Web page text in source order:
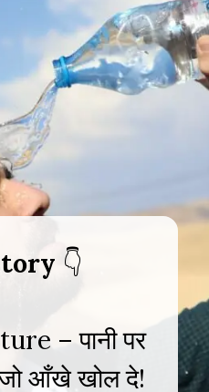
– पानी पर
जो आँखे खोल दे!